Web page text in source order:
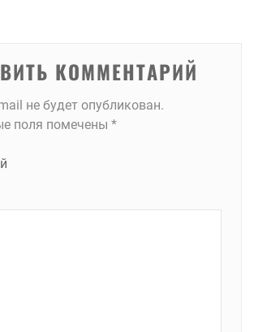
КОММЕНТАРИЙ
не будет опубликован.
поля помечены *